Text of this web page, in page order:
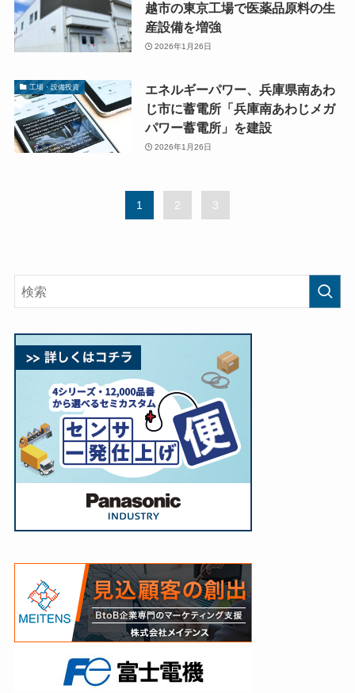
越市の東京工場で医薬品原料の生
産設備を増強
2026年1月26日
工場・設備投資
エネルギーパワー、兵庫県南あわ
じ市に蓄電所「兵庫南あわじメガ
パワー蓄電所」を建設
2026年1月26日
1 2 3